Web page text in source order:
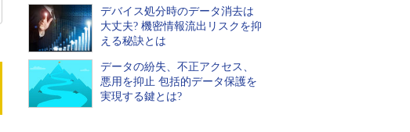
デバイス処分時のデータ消去は
大丈夫? 機密情報流出リスクを抑
える秘訣とは
データの紛失、不正アクセス、
悪用を抑止 包括的データ保護を
実現する鍵とは?